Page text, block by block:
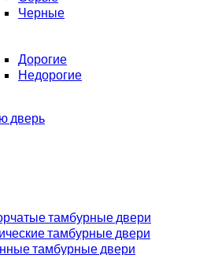
Черные
Дорогие
Недорогие
дверь
тамбурные двери
тамбурные двери
тамбурные двери